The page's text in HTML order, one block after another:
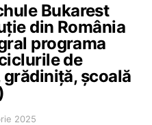
Bukarest
din România
programa
de
școală
2025